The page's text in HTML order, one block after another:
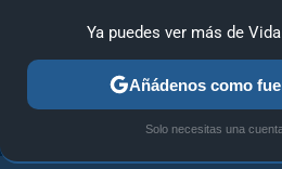
ANÁLISIS GUÍAS Y TRUCOS
Ya puedes ver más de
Añádenos como
Solo necesitas una